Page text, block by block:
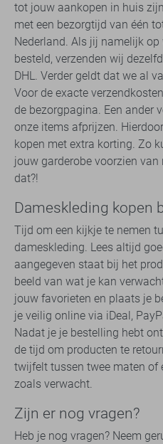
tot jouw aankopen in huis
met een bezorgtijd van één
Nederland. Als jij namelijk
besteld, verzenden wij
DHL. Verder geldt dat we al
Voor de exacte
de bezorgpagina. Een ander
onze items afprijzen.
kopen met extra korting. Zo
jouw garderobe voorzien
dat?!
Dameskleding kopen
Tijd om een kijkje te nemen
dameskleding. Lees altijd
aangegeven staat bij het
beeld van wat je kan
jouw favorieten en plaats je
je veilig online via iDeal,
Nadat je je bestelling hebt
de tijd om producten te
twijfelt tussen twee maten of
zoals verwacht.
Zijn er nog vragen?
Heb je nog vragen? Neem